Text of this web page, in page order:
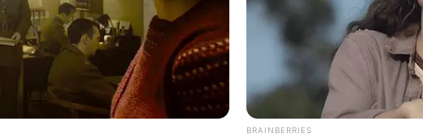
BRAINBERRIES